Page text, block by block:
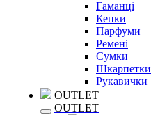
Гаманці
Кепки
Парфуми
Ремені
Сумки
Шкарпетки
Рукавички
OUTLET
OUTLET